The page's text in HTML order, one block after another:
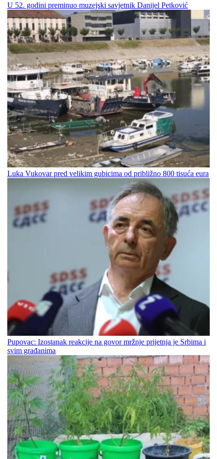
U 52. godini preminuo muzejski savjetnik Danijel Petković
Luka Vukovar pred velikim gubicima od približno 800 tisuća eura
Pupovac: Izostanak reakcije na govor mržnje prijetnja je Srbima i
svim građanima